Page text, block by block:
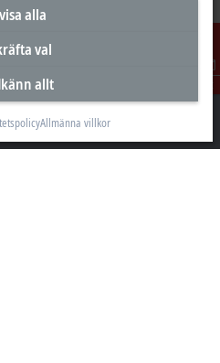
Kontakt
alla
val
allt
Allmänna villkor